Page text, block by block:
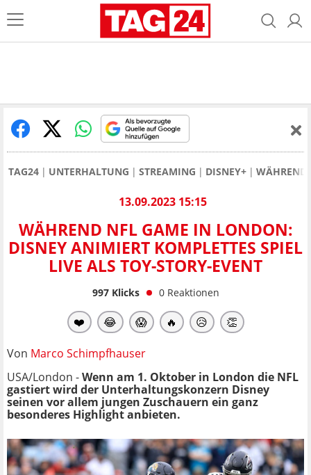
TAG24 UNTERHALTUNG STREAMING DISNEY+ WÄHREND
13.09.2023 15:15
WÄHREND NFL GAME IN LONDON:
DISNEY ANIMIERT KOMPLETTES SPIEL
LIVE ALS TOY-STORY-EVENT
997Klicks 0 Reaktionen
❤️ 😂 😱 🔥 😥 👏
Von Marco Schimpfhauser
USA/London -Wenn am 1. Oktober in London die NFL
gastiert wird der Unterhaltungskonzern Disney
seinen vor allem jungen Zuschauern ein ganz
besonderes Highlight anbieten.